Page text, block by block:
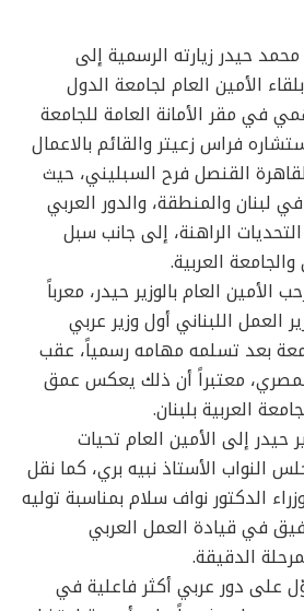
محمد حيدر زيارته الرسمية إلى
الأمين العام لجامعة الدول
في مقر الأمانة العامة للجامعة
فراس زعيتر والقائم بالاعمال
القنصل فرح السبليني، حيث
لبنان والمنطقة، والدور العربي
الراهنة، إلى جانب سبل
والجامعة العربية.
العام بالوزير حيدر، معرباً
العمل اللبناني أول وزير عربي
بعد تسلمه مهامه رسمياً، عقب
معتبراً أن ذلك يعكس عمق
العربية بلبنان.
حيدر إلى الأمين العام تحيات
النواب الأستاذ نبيه بري، كما نقل
الدكتور نواف سلام بمناسبة توليه
في قيادة العمل العربي
الدقيقة.
على دور عربي أكثر فاعلية في